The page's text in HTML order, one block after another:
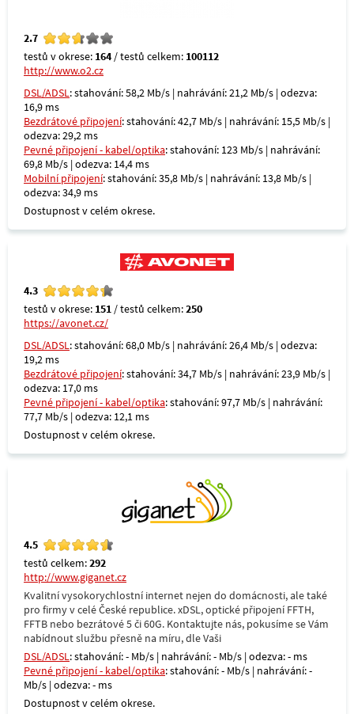
2.7
testů v okrese: 164 / testů celkem: 100112
http://www.o2.cz
DSL/ADSL: stahování: 58,2 Mb/s | nahrávání: 21,2 Mb/s | odezva:
16,9 ms
Bezdrátové připojení: stahování: 42,7 Mb/s | nahrávání: 15,5 Mb/s |
odezva: 29,2 ms
Pevné připojení - kabel/optika: stahování: 123 Mb/s | nahrávání:
69,8 Mb/s | odezva: 14,4 ms
Mobilní připojení: stahování: 35,8 Mb/s | nahrávání: 13,8 Mb/s |
odezva: 34,9 ms
Dostupnost v celém okrese.
4.3
testů v okrese: 151 / testů celkem:250
https://avonet.cz/
DSL/ADSL: stahování: 68,0 Mb/s | nahrávání: 26,4 Mb/s | odezva:
19,2 ms
Bezdrátové připojení: stahování: 34,7 Mb/s | nahrávání: 23,9 Mb/s |
odezva: 17,0 ms
Pevné připojení - kabel/optika: stahování: 97,7 Mb/s | nahrávání:
77,7 Mb/s | odezva: 12,1 ms
Dostupnost v celém okrese.
4.5
testů celkem:292
http://www.giganet.cz
Kvalitní vysokorychlostní internet nejen do domácnosti, ale také
pro firmy v celé České republice. xDSL, optické připojení FFTH,
FFTB nebo bezrátové 5 či 60G. Kontaktujte nás, pokusíme se Vám
nabídnout službu přesně na míru, dle Vaši
DSL/ADSL: stahování: - Mb/s | nahrávání: - Mb/s | odezva: - ms
Pevné připojení - kabel/optika: stahování: - Mb/s | nahrávání: -
Mb/s | odezva: - ms
Dostupnost v celém okrese.